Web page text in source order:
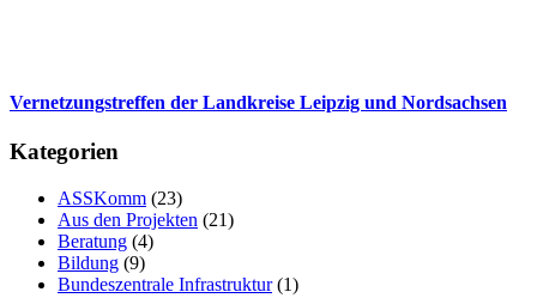
Vernetzungstreffen der Landkreise Leipzig und Nordsachsen
Kategorien
ASSKomm (23)
Aus den Projekten (21)
Beratung (4)
Bildung (9)
Bundeszentrale Infrastruktur(1)